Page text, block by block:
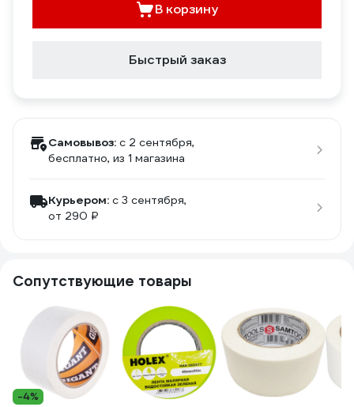
В корзину
Быстрый заказ
Самовывоз: c 2 сентября,
бесплатно, из 1 магазина
Курьером: c 3 сентября,
от 290 ₽
Сопутствующие товары
-4%